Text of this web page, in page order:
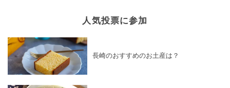
人気投票に参加
長崎のおすすめのお土産は？